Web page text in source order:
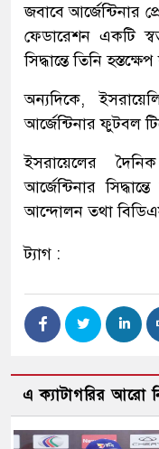
জবাবে আর্জেন্টিনার
ফেডারেশন একটি
সিদ্ধান্তে তিনি
অন্যদিকে,
আর্জেন্টিনার ফুটবল
ইসরায়েলের
আর্জেন্টিনার
আন্দোলন তথা
ট্যাগ :
এ ক্যাটাগরির আরো